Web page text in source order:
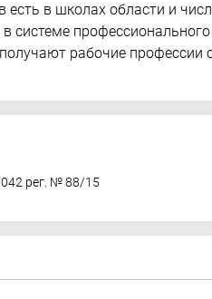
в школах области и
системе
рабочие профессии
рег. № 88/15